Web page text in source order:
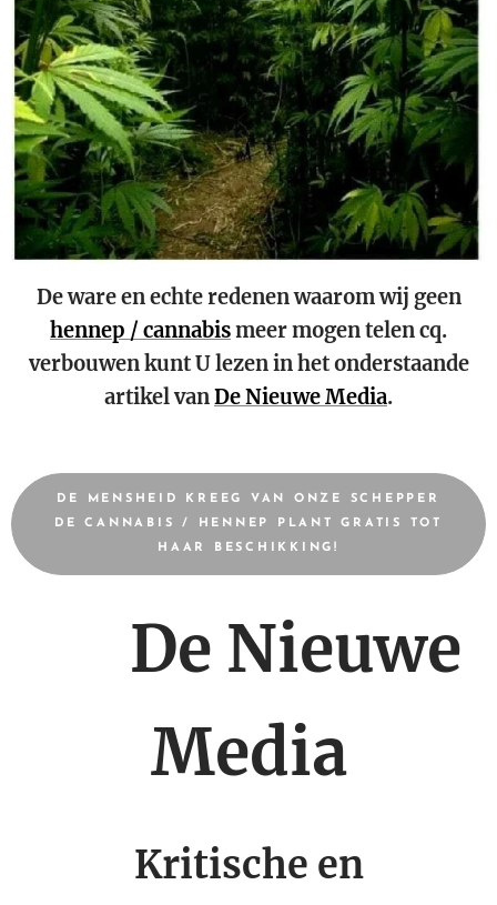
De ware en echte redenen waarom wij geen
hennep / cannabismeer mogen telen cq.
verbouwen kunt U lezen in het onderstaande
artikel vanDe Nieuwe Media.
DE MENSHEID KREEG VAN ONZE SCHEPPER
DE CANNABIS / HENNEP PLANT GRATIS TOT
HAAR BESCHIKKING!
🌿 De Nieuwe
Media
Kritische en